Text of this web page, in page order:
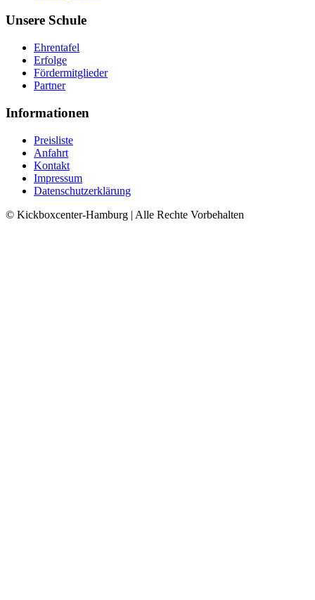
Unsere Schule
Ehrentafel
Erfolge
Fördermitglieder
Partner
Informationen
Preisliste
Anfahrt
Kontakt
Impressum
Datenschutzerklärung
© Kickboxcenter-Hamburg | Alle Rechte Vorbehalten